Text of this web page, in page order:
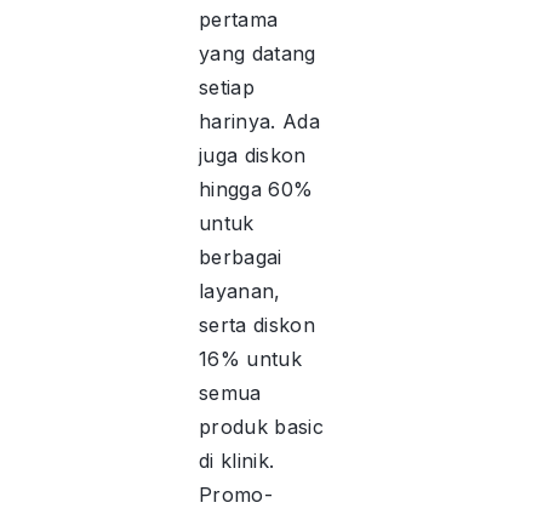
pertama
yang datang
setiap
harinya. Ada
juga diskon
hingga 60%
untuk
berbagai
layanan,
serta diskon
16% untuk
semua
produk basic
di klinik.
Promo-